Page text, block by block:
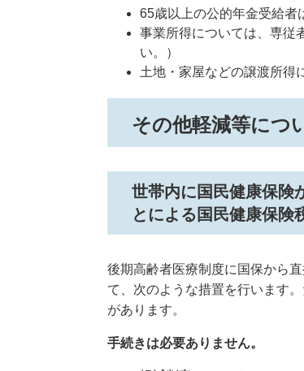
65歳以上の公的年金受給者
事業所得については、専従
い。）
土地・家屋などの譲渡所得
その他軽減等につ
世帯内に国民健康保険
とによる国民健康保険
後期高齢者医療制度に国保から
て、次のような措置を行います
があります。
手続きは必要ありません。